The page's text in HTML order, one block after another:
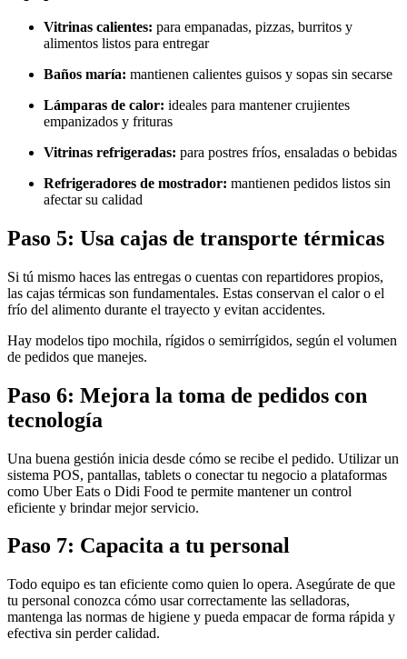
Vitrinas calientes: para empanadas, pizzas, burritos y
alimentos listos para entregar
Baños maría: mantienen calientes guisos y sopas sin secarse
Lámparas de calor: ideales para mantener crujientes
empanizados y frituras
Vitrinas refrigeradas: para postres fríos, ensaladas o bebidas
Refrigeradores de mostrador: mantienen pedidos listos sin
afectar su calidad
Paso 5: Usa cajas de transporte térmicas
Si tú mismo haces las entregas o cuentas con repartidores propios,
las cajas térmicas son fundamentales. Estas conservan el calor o el
frío del alimento durante el trayecto y evitan accidentes.
Hay modelos tipo mochila, rígidos o semirrígidos, según el volumen
de pedidos que manejes.
Paso 6: Mejora la toma de pedidos con
tecnología
Una buena gestión inicia desde cómo se recibe el pedido. Utilizar un
sistema POS, pantallas, tablets o conectar tu negocio a plataformas
como Uber Eats o Didi Food te permite mantener un control
eficiente y brindar mejor servicio.
Paso 7: Capacita a tu personal
Todo equipo es tan eficiente como quien lo opera. Asegúrate de que
tu personal conozca cómo usar correctamente las selladoras,
mantenga las normas de higiene y pueda empacar de forma rápida y
efectiva sin perder calidad.